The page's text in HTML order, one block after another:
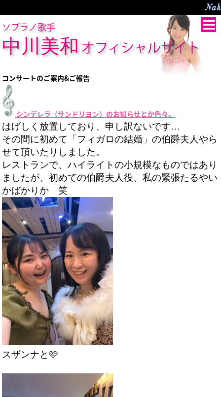
ソプラノ歌手
中川美和 オフィシャルサイト
コンサートのご案内&ご報告
シンデレラ（サンドリヨン）のお知らせとか色々。
はげしく放置しており、申し訳ないです…
その間に初めて「フィガロの結婚」の伯爵夫人やら
せて頂いたりしました。
レストランで、ハイライトの小規模なものではあり
ましたが、初めての伯爵夫人役、私の緊張たるやい
かばかりか 笑
スザンナと🩷